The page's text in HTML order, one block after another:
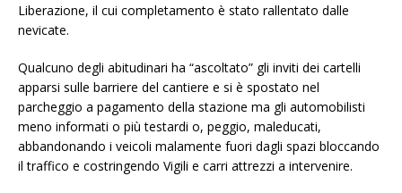
Liberazione, il cui completamento è stato rallentato dalle
nevicate.
Qualcuno degli abitudinari ha “ascoltato” gli inviti dei cartelli
apparsi sulle barriere del cantiere e si è spostato nel
parcheggio a pagamento della stazione ma gli automobilisti
meno informati o più testardi o, peggio, maleducati,
abbandonando i veicoli malamente fuori dagli spazi bloccando
il traffico e costringendo Vigili e carri attrezzi a intervenire.